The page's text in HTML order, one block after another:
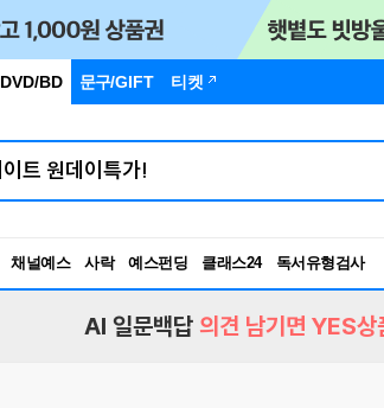
DVD/BD 문구/GIFT 티켓
채널예스 사락 예스펀딩 클래스24
독서유형검사
RBTI Lab
AI 일문백답 의견 남기면 YES상